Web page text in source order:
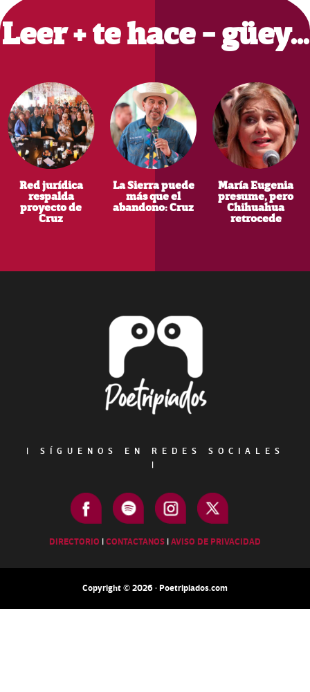
Leer + te hace - güey…
Red jurídica
respalda
proyecto de
Cruz
La Sierra puede
más que el
abandono: Cruz
María Eugenia
presume, pero
Chihuahua
retrocede
|
SÍGUENOS EN REDES SOCIALES
|
DIRECTORIO |CONTACTANOS |AVISO DE PRIVACIDAD
Copyright © 2026 · Poetripiados.com